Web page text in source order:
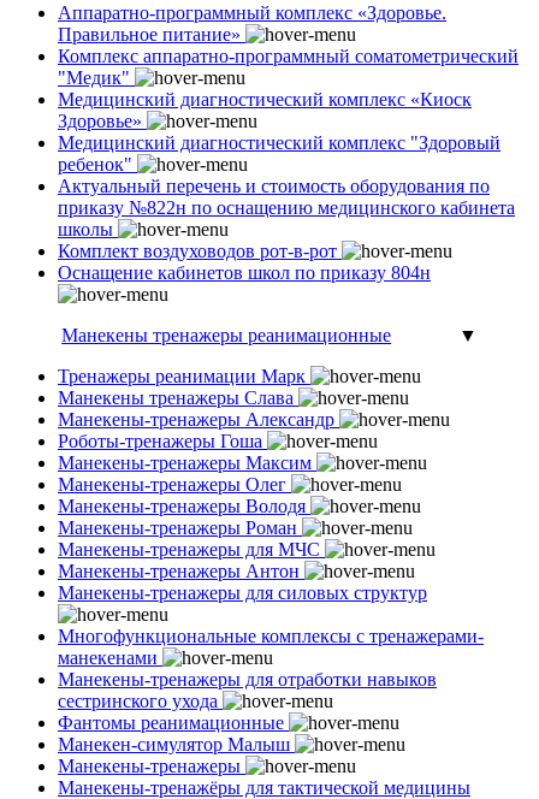
Аппаратно-программный комплекс «Здоровье.
Правильное питание»
Комплекс аппаратно-программный соматометрический
"Медик"
Медицинский диагностический комплекс «Киоск
Здоровье»
Медицинский диагностический комплекс "Здоровый
ребенок"
Актуальный перечень и стоимость оборудования по
приказу №822н по оснащению медицинского кабинета
школы
Комплект воздуховодов рот-в-рот
Оснащение кабинетов школ по приказу 804н
Манекены тренажеры реанимационные
▼
Тренажеры реанимации Марк
Манекены тренажеры Слава
Манекены-тренажеры Александр
Роботы-тренажеры Гоша
Манекены-тренажеры Максим
Манекены-тренажеры Олег
Манекены-тренажеры Володя
Манекены-тренажеры Роман
Манекены-тренажеры для МЧС
Манекены-тренажеры Антон
Манекены-тренажеры для силовых структур
Многофункциональные комплексы с тренажерами-
манекенами
Манекены-тренажеры для отработки навыков
сестринского ухода
Фантомы реанимационные
Манекен-симулятор Малыш
Манекены-тренажеры
Манекены-тренажёры для тактической медицины